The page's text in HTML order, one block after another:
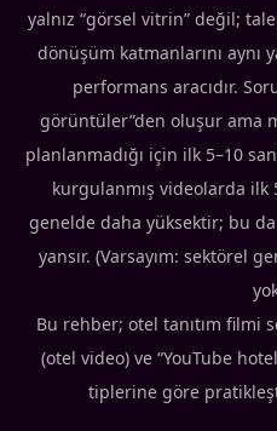
yalnız “görsel vitrin” değil;
dönüşüm katmanlarını aynı
performans aracıdır.
görüntüler”den oluşur ama
planlanmadığı için ilk 5–10
kurgulanmış videolarda ilk
genelde daha yüksektir; bu
yansır. (Varsayım: sektörel
Bu rehber; otel tanıtım filmi
(otel video) ve “YouTube
tiplerine göre